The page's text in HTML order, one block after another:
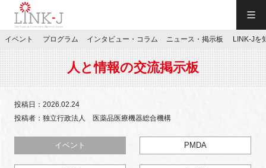
JP／EN
特別会員専用メニュー
イベント プログラム インタビュー・コラム ニュース・掲示板 LINK-Jを
人と情報の交流掲示板
投稿日：2026.02.24
投稿者：独立行政法人 医薬品医療機器総合機構
イベント PMDA